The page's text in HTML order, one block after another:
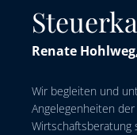
Renate
Wir begleiten und
Angelegenheiten
Wirtschaftsberatung